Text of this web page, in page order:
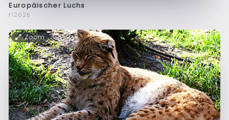
Europäischer Luchs
f12025
Zoom